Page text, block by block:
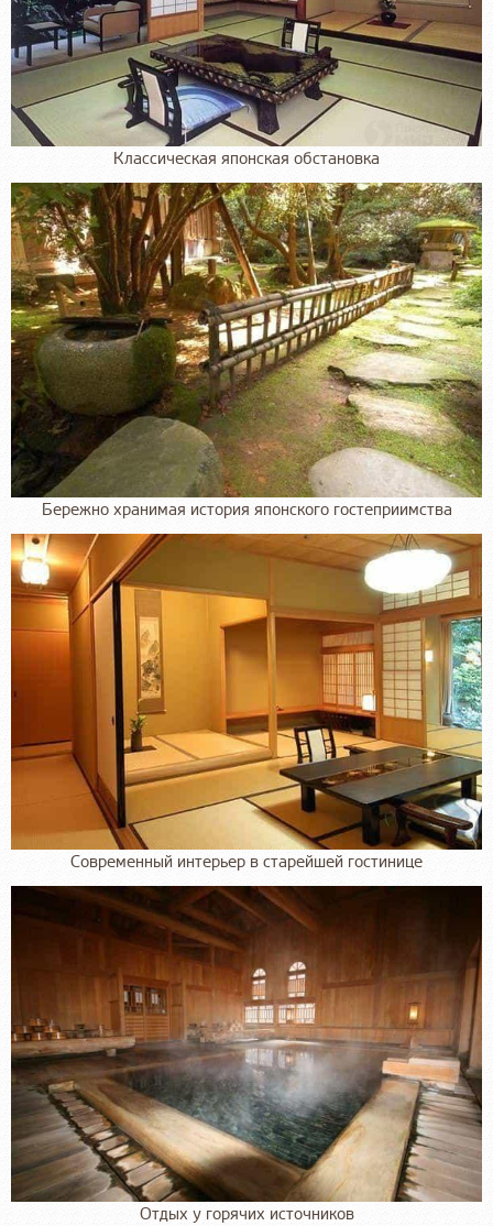
Классическая японская обстановка
Бережно хранимая история японского гостеприимства
Современный интерьер в старейшей гостинице
Отдых у горячих источников